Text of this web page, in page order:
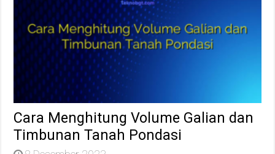
Cara Menghitung Volume Galian dan
Timbunan Tanah Pondasi